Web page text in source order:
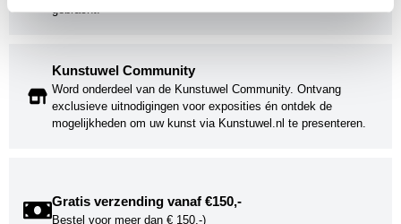
gebracht!
Kunstuwel Community
Word onderdeel van de Kunstuwel Community. Ontvang
exclusieve uitnodigingen voor exposities én ontdek de
mogelijkheden om uw kunst via Kunstuwel.nl te presenteren.
Gratis verzending vanaf €150,-
Bestel voor meer dan € 150,-)